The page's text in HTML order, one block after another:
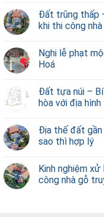
Đất trũng thấp
khi thi công
Nghi lễ phạt
Hoá
Đất tựa núi –
hòa với địa
Địa thế đất gần
sao thì hợp lý
Kinh nghiệm
công nhà gỗ